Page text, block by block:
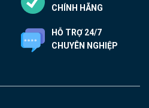
CHÍNH HÃNG
HỖ TRỢ 24/7
CHUYÊN NGHIỆP